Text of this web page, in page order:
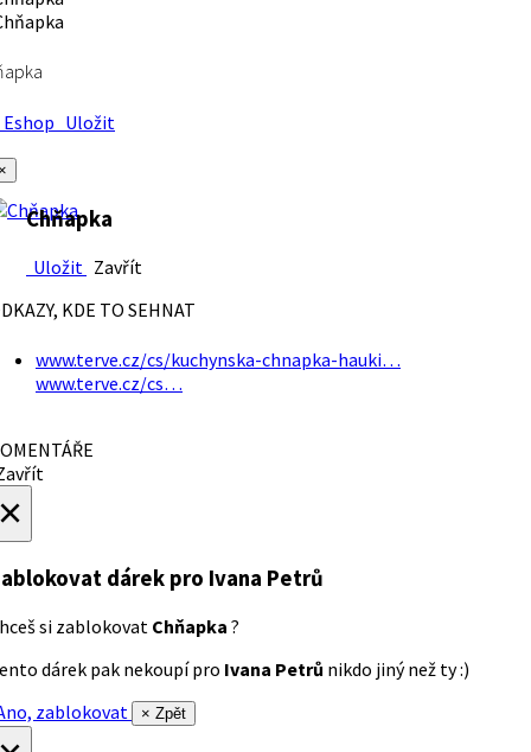
Uložit
Chňapka
Uložit Zavřít
KDE TO SEHNAT
www.terve.cz/cs/kuchynska-chnapka-hauki…
www.terve.cz/cs…
dárek pro Ivana Petrů
si zablokovat Chňapka ?
dárek pak nekoupí pro Ivana Petrů nikdo jiný než ty :)
zablokovat
× Zpět